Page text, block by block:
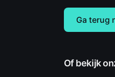
Ga terug
Of bekijk